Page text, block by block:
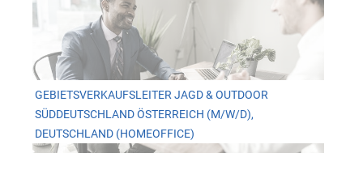
GEBIETSVERKAUFSLEITER JAGD & OUTDOOR
SÜDDEUTSCHLAND ÖSTERREICH (M/W/D),
DEUTSCHLAND (HOMEOFFICE)